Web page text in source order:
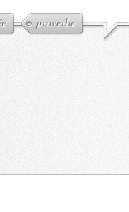
proverbe